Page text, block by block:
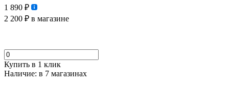
1 890 ₽
2 200 ₽ в магазине
Купить в 1 клик
Наличие: в 7 магазинах